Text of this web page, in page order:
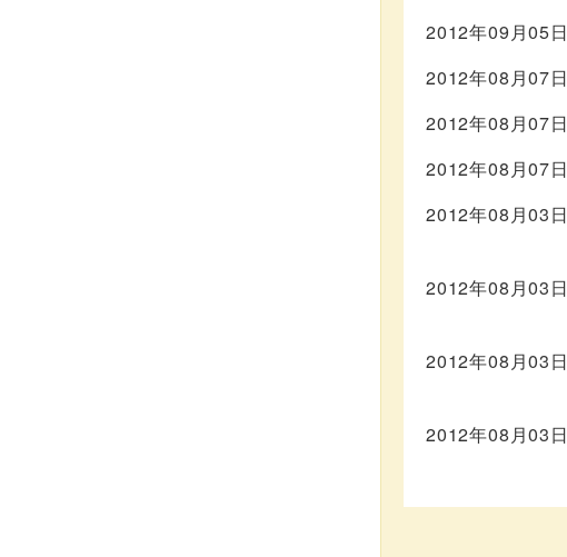
2012年09月05日
2012年08月07日
2012年08月07日
2012年08月07日
2012年08月03日
2012年08月03日
2012年08月03日
2012年08月03日